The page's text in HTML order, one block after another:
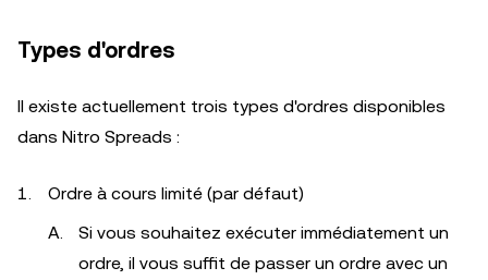
Types d'ordres
Il existe actuellement trois types d'ordres disponibles
dans Nitro Spreads :
Ordre à cours limité (par défaut)
Si vous souhaitez exécuter immédiatement un
ordre, il vous suffit de passer un ordre avec un